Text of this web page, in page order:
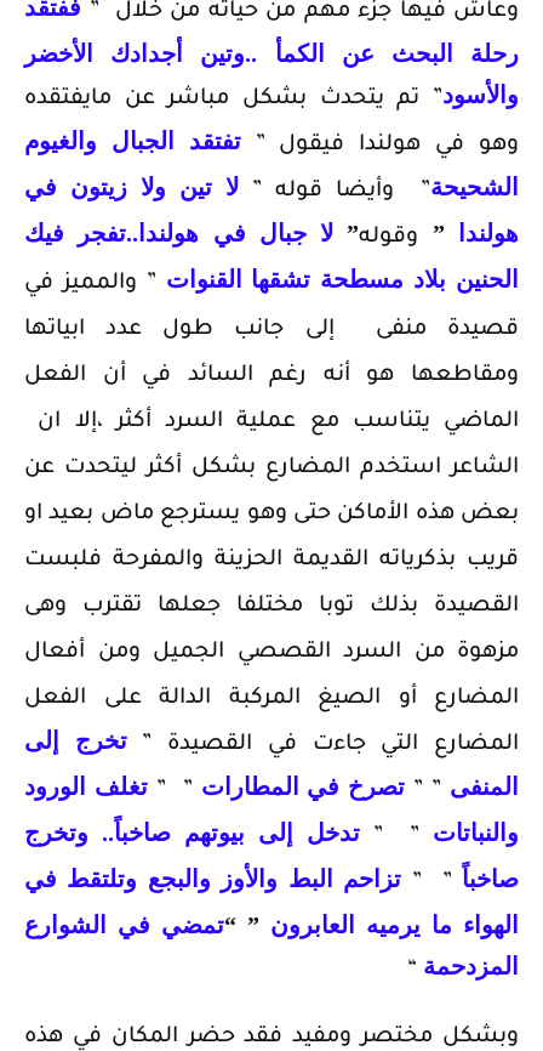
وعاش فيها جزء مهم من حياته من خلال ” ففتقد
رحلة البحث عن الكمأ ..وتين أجدادك الأخضر
والأسود” تم يتحدث بشكل مباشر عن مايفتقده
وهو في هولندا فيقول ”تفتقد الجبال والغيوم
الشحيحة” وأيضا قوله ” لا تين ولا زيتون في
هولندا ” وقوله” لا جبال في هولندا..تفجر فيك
الحنين بلاد مسطحة تشقها القنوات ” والمميز في
قصيدة منفى إلى جانب طول عدد ابياتها
ومقاطعها هو أنه رغم السائد في أن الفعل
الماضي يتناسب مع عملية السرد أكثر ،إلا ان
الشاعر استخدم المضارع بشكل أكثر ليتحدت عن
بعض هذه الأماكن حتى وهو يسترجع ماض بعيد او
قريب بذكرياته القديمة الحزينة والمفرحة فلبست
القصيدة بذلك توبا مختلفا جعلها تقترب وهى
مزهوة من السرد القصصي الجميل ومن أفعال
المضارع أو الصيغ المركبة الدالة على الفعل
المضارع التي جاءت في القصيدة ”تخرج إلى
المنفى ” ” تصرخ في المطارات ” ”تغلف الورود
والنباتات
” ” تدخل إلى بيوتهم صاخباً.. وتخرج
صاخباً ” ” تزاحم البط والأوز والبجع وتلتقط في
الهواء ما يرميه العابرون ” “تمضي في الشوارع
المزدحمة “
وبشكل مختصر ومفيد فقد حضر المكان في هذه